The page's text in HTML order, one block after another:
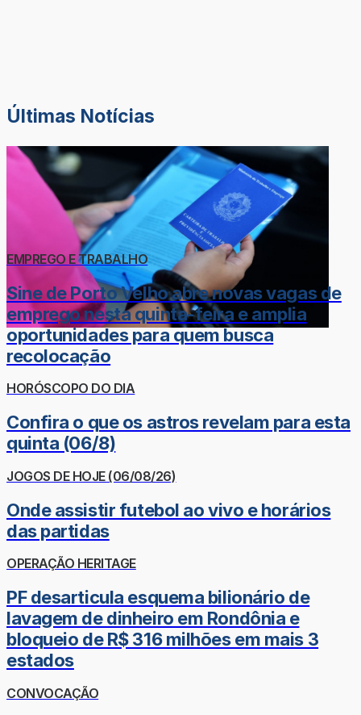
Últimas Notícias
EMPREGO E TRABALHO
Sine de Porto Velho abre novas vagas de
emprego nesta quinta-feira e amplia
oportunidades para quem busca
recolocação
HORÓSCOPO DO DIA
Confira o que os astros revelam para esta
quinta (06/8)
JOGOS DE HOJE (06/08/26)
Onde assistir futebol ao vivo e horários
das partidas
OPERAÇÃO HERITAGE
PF desarticula esquema bilionário de
lavagem de dinheiro em Rondônia e
bloqueio de R$ 316 milhões em mais 3
estados
CONVOCAÇÃO